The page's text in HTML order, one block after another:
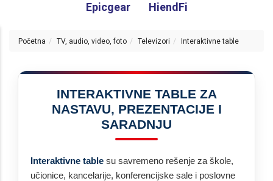
Epicgear HiendFi
Početna TV, audio, video, foto Televizori Interaktivne table
INTERAKTIVNE TABLE ZA
NASTAVU, PREZENTACIJE I
SARADNJU
Interaktivne table su savremeno rešenje za škole,
učionice, kancelarije, konferencijske sale i poslovne